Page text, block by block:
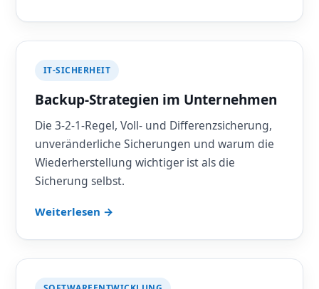
IT-SICHERHEIT
Backup-Strategien im Unternehmen
Die 3-2-1-Regel, Voll- und Differenzsicherung,
unveränderliche Sicherungen und warum die
Wiederherstellung wichtiger ist als die
Sicherung selbst.
Weiterlesen →